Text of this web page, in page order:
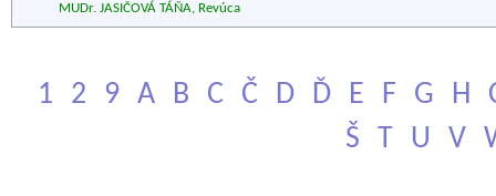
MUDr. JASIČOVÁ TÁŇA, Revúca
1 2 9 A B C Č D Ď E F G H
Š
T U V